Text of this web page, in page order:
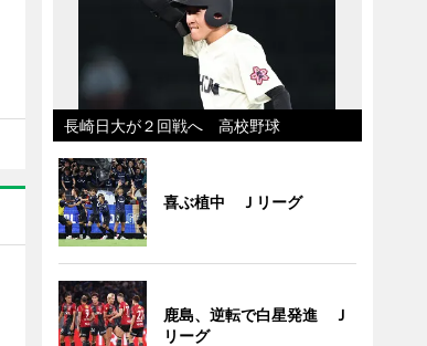
長崎日大が２回戦へ 高校野球
喜ぶ植中 Ｊリーグ
鹿島、逆転で白星発進 Ｊ
リーグ